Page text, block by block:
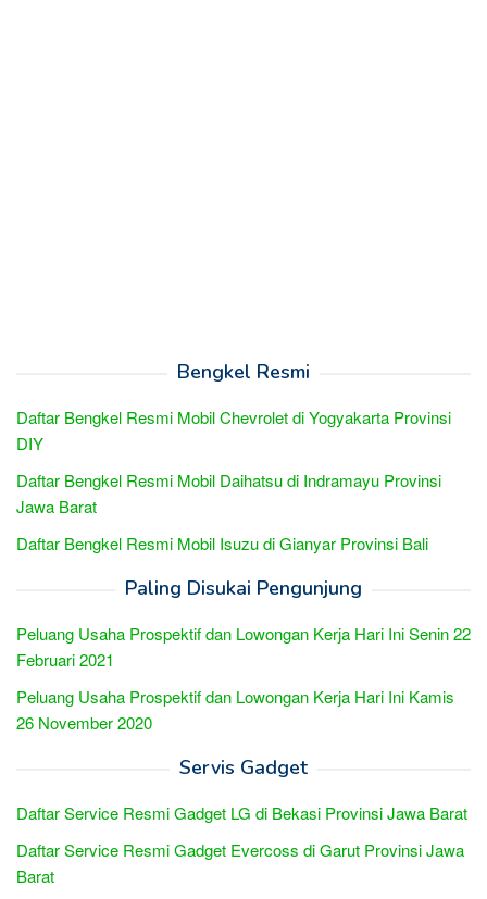
Bengkel Resmi
Daftar Bengkel Resmi Mobil Chevrolet di Yogyakarta Provinsi
DIY
Daftar Bengkel Resmi Mobil Daihatsu di Indramayu Provinsi
Jawa Barat
Daftar Bengkel Resmi Mobil Isuzu di Gianyar Provinsi Bali
Paling Disukai Pengunjung
Peluang Usaha Prospektif dan Lowongan Kerja Hari Ini Senin 22
Februari 2021
Peluang Usaha Prospektif dan Lowongan Kerja Hari Ini Kamis
26 November 2020
Servis Gadget
Daftar Service Resmi Gadget LG di Bekasi Provinsi Jawa Barat
Daftar Service Resmi Gadget Evercoss di Garut Provinsi Jawa
Barat